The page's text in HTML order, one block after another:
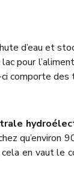
d’eau et
pour
comporte des
qu’environ
en vaut le